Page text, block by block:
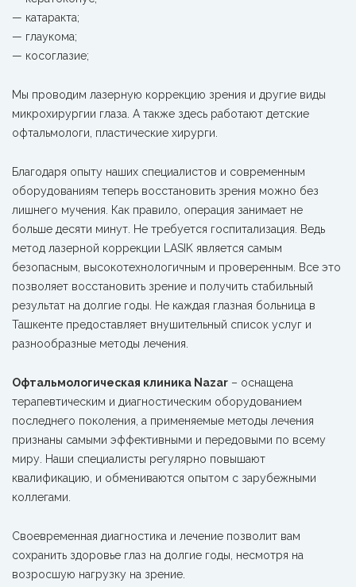
— катаракта;
— глаукома;
— косоглазие;
Мы проводим лазерную коррекцию зрения и другие виды
микрохирургии глаза. А также здесь работают детские
офтальмологи, пластические хирурги.
Благодаря опыту наших специалистов и современным
оборудованиям теперь восстановить зрения можно без
лишнего мучения. Как правило, операция занимает не
больше десяти минут. Не требуется госпитализация. Ведь
метод лазерной коррекции LASIK является самым
безопасным, высокотехнологичным и проверенным. Все это
позволяет восстановить зрение и получить стабильный
результат на долгие годы. Не каждая глазная больница в
Ташкенте предоставляет внушительный список услуг и
разнообразные методы лечения.
Офтальмологическая клиника Nazar – оснащена
терапевтическим и диагностическим оборудованием
последнего поколения, а применяемые методы лечения
признаны самыми эффективными и передовыми по всему
миру. Наши специалисты регулярно повышают
квалификацию, и обмениваются опытом с зарубежными
коллегами.
Своевременная диагностика и лечение позволит вам
сохранить здоровье глаз на долгие годы, несмотря на
возросшую нагрузку на зрение.